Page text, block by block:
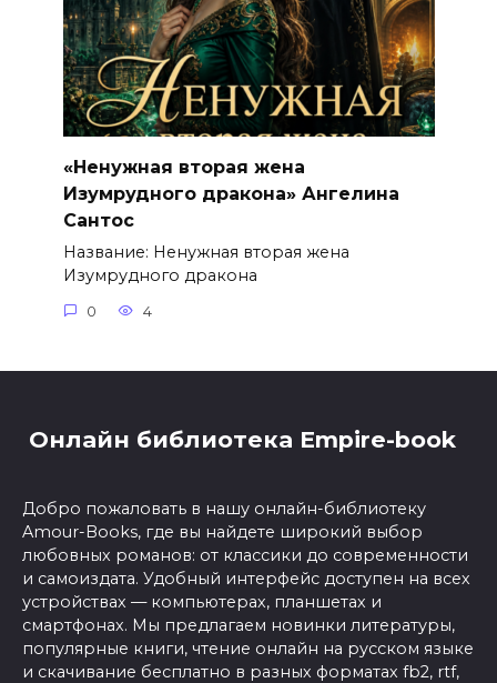
«Ненужная вторая жена
Изумрудного дракона» Ангелина
Сантос
Название: Ненужная вторая жена
Изумрудного дракона
0 4
Онлайн библиотека Empire-book
Добро пожаловать в нашу онлайн-библиотеку
Amour-Books, где вы найдете широкий выбор
любовных романов: от классики до современности
и самоиздата. Удобный интерфейс доступен на всех
устройствах — компьютерах, планшетах и
смартфонах. Мы предлагаем новинки литературы,
популярные книги, чтение онлайн на русском языке
и скачивание бесплатно в разных форматах fb2, rtf,